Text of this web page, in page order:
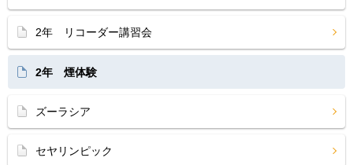
2年 リコーダー講習会
2年 煙体験
ズーラシア
セヤリンピック